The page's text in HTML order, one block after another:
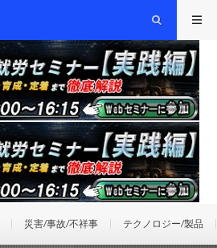
災害/事故/不祥事 テクノロジー/製品